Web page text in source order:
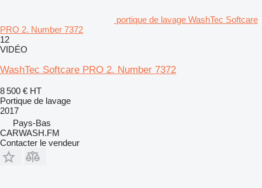
portique de lavage WashTec Softcare
PRO 2. Number 7372
12
VIDÉO
WashTec Softcare PRO 2. Number 7372
8 500 € HT
Portique de lavage
2017
Pays-Bas
CARWASH.FM
Contacter le vendeur